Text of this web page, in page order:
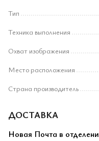
Тип
Техника выполнения
Охват изображения
Место расположения
Страна производитель
ДОСТАВКА
Новая Почта в